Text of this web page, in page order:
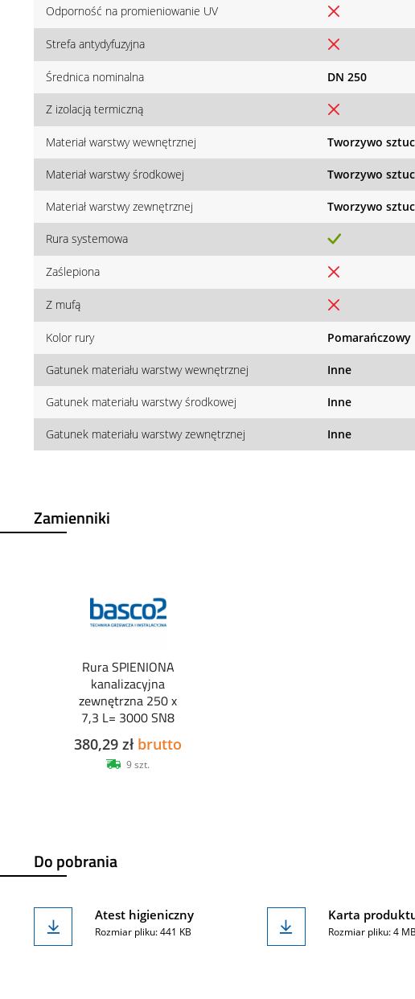
Odporność na promieniowanie UV
Strefa antydyfuzyjna
Średnica nominalna DN 250
Z izolacją termiczną
Materiał warstwy wewnętrznej Tworzywo
Materiał warstwy środkowej Tworzywo
Materiał warstwy zewnętrznej Tworzywo
Rura systemowa
Zaślepiona
Z mufą
Kolor rury Pomarańczowy
Gatunek materiału warstwy wewnętrznej Inne
Gatunek materiału warstwy środkowej Inne
Gatunek materiału warstwy zewnętrznej Inne
Zamienniki
Rura SPIENIONA
kanalizacyjna
zewnętrzna 250 x
7,3 L= 3000 SN8
380,29 zł brutto
9 szt.
Do pobrania
Atest higieniczny
Rozmiar pliku: 441 KB
Karta
Rozmiar pliku: 4 MB